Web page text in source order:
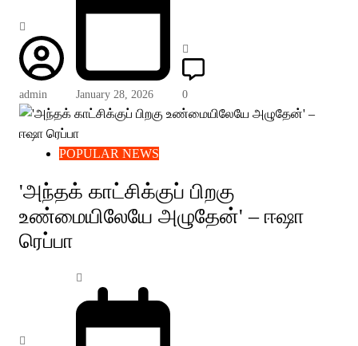
admin January 28, 2026 0
POPULAR NEWS
'அந்தக் காட்சிக்குப் பிறகு
உண்மையிலேயே அழுதேன்' – ஈஷா
ரெப்பா